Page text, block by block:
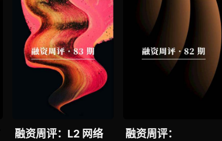
DeFi 大规模落地最
优解？模块化执行堆
栈 Altius Stack 正
为各类区块链并行执
行提供核心引擎
Pod 所倡导的 “无共
识” Layer1 能否带来
链上交易确认速度的
新突破？
融资周评：L2 网络
融资周评：